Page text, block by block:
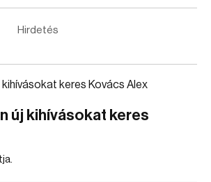
Hirdetés
új kihívásokat keres